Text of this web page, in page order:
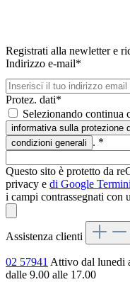
Registrati alla newletter e
Indirizzo e-mail*
Protez. dati*
Selezionando continua
informativa sulla protezione
condizioni generali . *
Questo sito è protetto da
privacy e di Google
i campi contrassegnati con
Assistenza clienti
02 57941 Attivo dal lunedi
dalle 9.00 alle 17.00